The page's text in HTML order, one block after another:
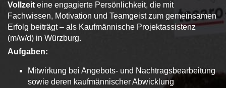
Vollzeit eine engagierte Persönlichkeit, die mit
Fachwissen, Motivation und Teamgeist zum gemeinsamen
Erfolg beiträgt – als Kaufmännische Projektassistenz
(m/w/d) in Würzburg.
Aufgaben:
Mitwirkung bei Angebots- und Nachtragsbearbeitung
sowie deren kaufmännischer Abwicklung